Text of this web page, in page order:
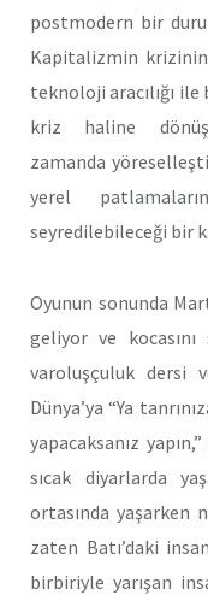
postmodern bir
Kapitalizmin
teknoloji aracılığı
kriz haline
zamanda
yerel
seyredilebileceği bir
Oyunun sonunda
geliyor ve
varoluşçuluk dersi
Dünya’ya “Ya
yapacaksanız
sıcak diyarlarda
ortasında yaşarken
zaten Batı’daki
birbiriyle yarışan